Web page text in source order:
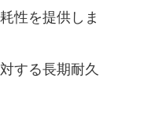
性を提供しま
する長期耐久